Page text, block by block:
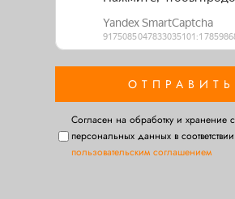
Cогласен на обработку и хранение
персональных данных в
пользовательским соглашением